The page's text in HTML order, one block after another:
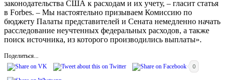
законодательства США к расходам и их учету, – гласит статья
в Forbes. – Мы настоятельно призываем Комиссию по
бюджету Палаты представителей и Сената немедленно начать
расследование неучтенных федеральных расходов, а также
поиск источника, из которого производились выплаты».
Поделиться...
0